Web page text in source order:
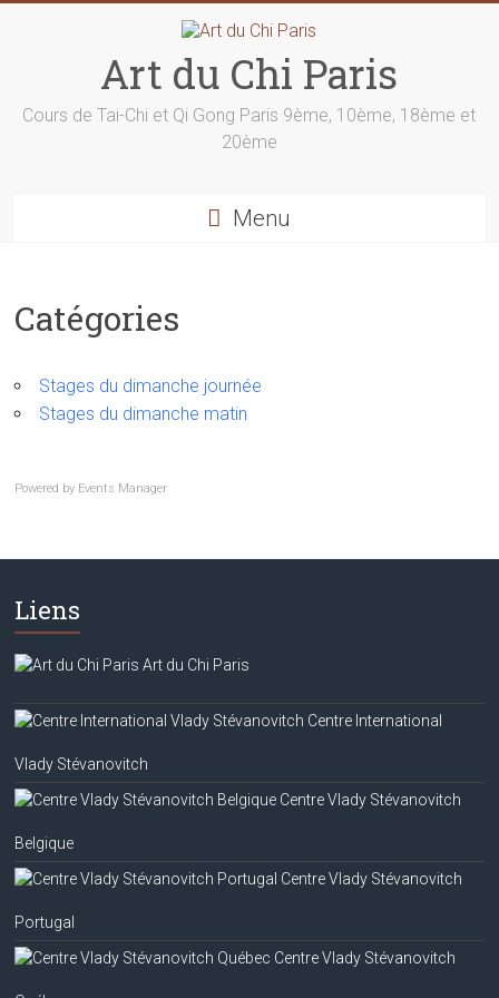
Art du Chi Paris
Cours de Tai-Chi et Qi Gong Paris 9ème, 10ème, 18ème et
20ème
Menu
Catégories
Stages du dimanche journée
Stages du dimanche matin
Powered by Events Manager
Liens
Art du Chi Paris
Centre International
Vlady Stévanovitch
Centre Vlady Stévanovitch
Belgique
Centre Vlady Stévanovitch
Portugal
Centre Vlady Stévanovitch